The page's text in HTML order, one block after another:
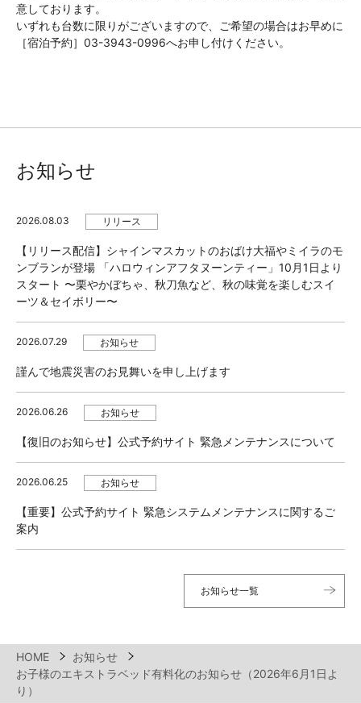
意しております。
いずれも台数に限りがございますので、ご希望の場合はお早めに
［宿泊予約］03-3943-0996へお申し付けください。
お知らせ
2026.08.03 リリース
【リリース配信】シャインマスカットのおばけ大福やミイラのモ
ンブランが登場 「ハロウィンアフタヌーンティー」10月1日より
スタート 〜栗やかぼちゃ、秋刀魚など、秋の味覚を楽しむスイ
ーツ＆セイボリー〜
2026.07.29 お知らせ
謹んで地震災害のお見舞いを申し上げます
2026.06.26 お知らせ
【復旧のお知らせ】公式予約サイト 緊急メンテナンスについて
2026.06.25 お知らせ
【重要】公式予約サイト 緊急システムメンテナンスに関するご
案内
お知らせ一覧
HOME
お知らせ
お子様のエキストラベッド有料化のお知らせ（2026年6月1日よ
り）